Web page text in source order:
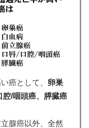
癌として、 卵巣
腔/咽頭癌、膵臓癌
腺癌以外、全然